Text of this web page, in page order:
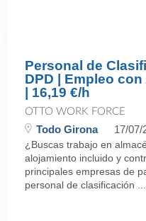
Personal de
DPD | Empleo
| 16,19 €/h
OTTO WORK FORCE
Todo Girona 17/07/
¿Buscas trabajo en
alojamiento incluido y
principales empresas de
personal de clasificación ...